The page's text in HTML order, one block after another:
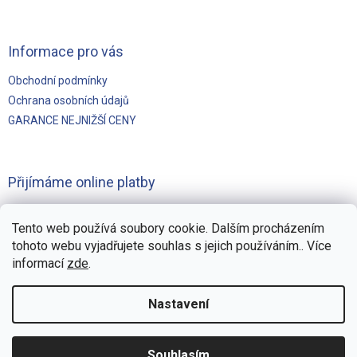
Tento web používá soubory cookie. Dalším procházením
tohoto webu vyjadřujete souhlas s jejich používáním.. Více
informací zde.
Nastavení
Informace pro vás
Obchodní podmínky
Ochrana osobních údajů
GARANCE NEJNIŽŠÍ CENY
Přijímáme online platby